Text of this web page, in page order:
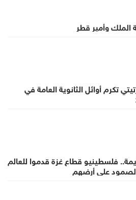
الملك وأمير قطر
تكرم أوائل الثانوية العامة في
فلسطينيو قطاع غزة قدموا للعالم
على أرضهم